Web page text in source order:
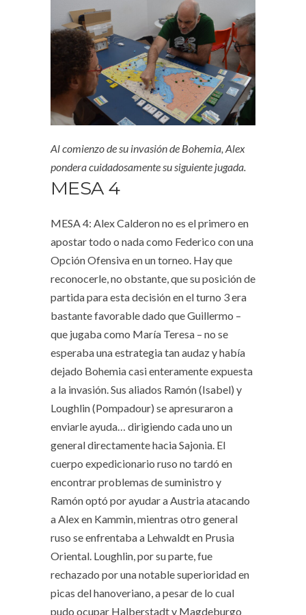
Al comienzo de su invasión de Bohemia, Alex
pondera cuidadosamente su siguiente jugada.
MESA 4
MESA 4: Alex Calderon no es el primero en
apostar todo o nada como Federico con una
Opción Ofensiva en un torneo. Hay que
reconocerle, no obstante, que su posición de
partida para esta decisión en el turno 3 era
bastante favorable dado que Guillermo –
que jugaba como María Teresa – no se
esperaba una estrategia tan audaz y había
dejado Bohemia casi enteramente expuesta
a la invasión. Sus aliados Ramón (Isabel) y
Loughlin (Pompadour) se apresuraron a
enviarle ayuda… dirigiendo cada uno un
general directamente hacia Sajonia. El
cuerpo expedicionario ruso no tardó en
encontrar problemas de suministro y
Ramón optó por ayudar a Austria atacando
a Alex en Kammin, mientras otro general
ruso se enfrentaba a Lehwaldt en Prusia
Oriental. Loughlin, por su parte, fue
rechazado por una notable superioridad en
picas del hanoveriano, a pesar de lo cual
pudo ocupar Halberstadt y Magdeburgo